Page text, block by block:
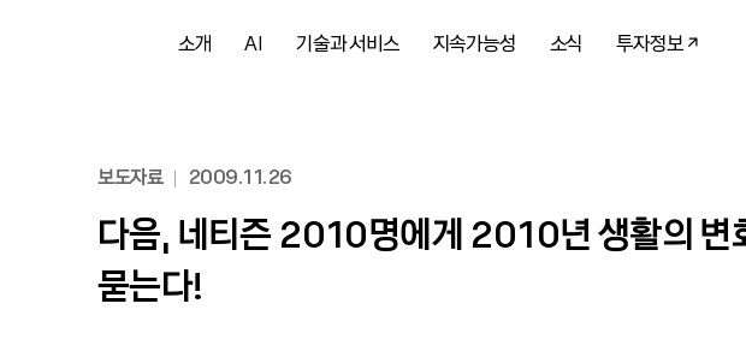
소개 AI 기술과 서비스 지속가능성 소식 투자정보
보도자료 2009.11.26
다음, 네티즌 2010명에게 2010년 생활의 변
묻는다!